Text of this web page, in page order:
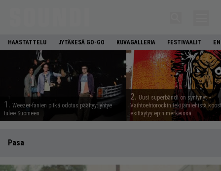
HAASTATTELU JYTÄKESÄ GO-GO KUVAGALLERIA FESTIVAALIT
1. Weezer-fanien pitkä odotus päättyy: yhtye
tulee Suomeen
2. Uusi superbändi on syntynyt –
Vaihtoehtorockin tekijämiehistä
esittäytyy ep:n merkeissä
Pasa